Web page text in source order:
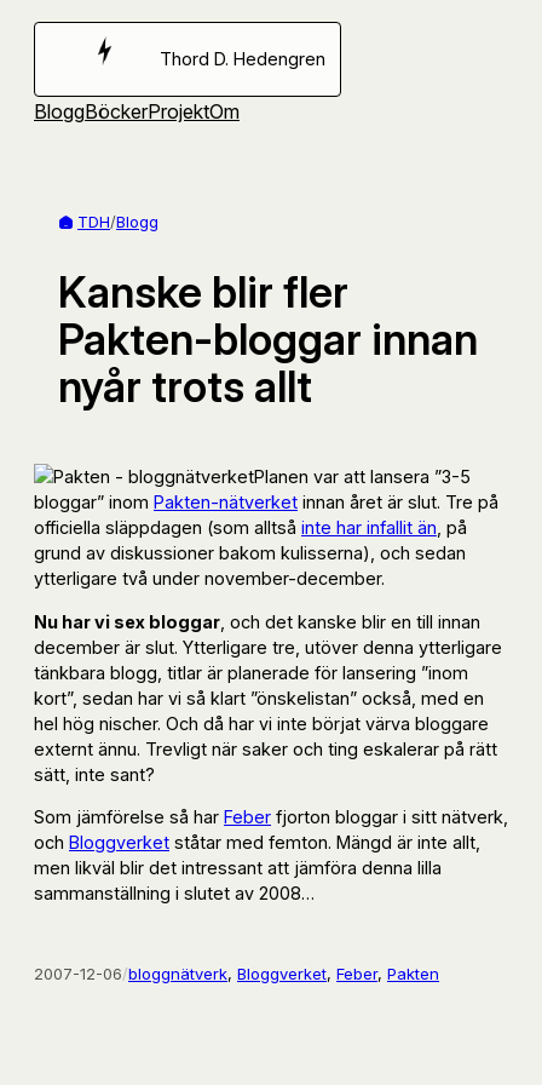
Hoppa
Thord D. Hedengren
BloggBöckerProjektOm
TDH/Blogg
Kanske blir fler
Pakten-bloggar innan
nyår trots allt
Planen var att lansera ”3-5
bloggar” inom Pakten-nätverket innan året är slut. Tre på
officiella släppdagen (som alltså inte har infallit än , på
grund av diskussioner bakom kulisserna), och sedan
ytterligare två under november-december.
Nu har vi sex bloggar , och det kanske blir en till innan
december är slut. Ytterligare tre, utöver denna ytterligare
tänkbara blogg, titlar är planerade för lansering ”inom
kort”, sedan har vi så klart ”önskelistan” också, med en
hel hög nischer. Och då har vi inte börjat värva bloggare
externt ännu. Trevligt när saker och ting eskalerar på rätt
sätt, inte sant?
Som jämförelse så har Feber fjorton bloggar i sitt nätverk,
och Bloggverket ståtar med femton. Mängd är inte allt,
men likväl blir det intressant att jämföra denna lilla
sammanställning i slutet av 2008…
2007-12-06/bloggnätverk, Bloggverket, Feber, Pakten